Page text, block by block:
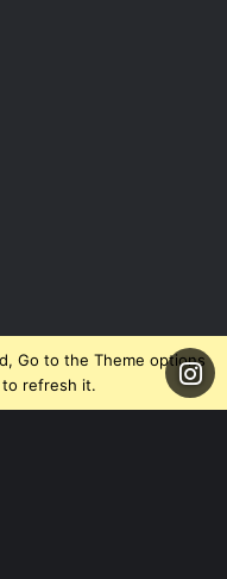
Go to the Theme options
refresh it.